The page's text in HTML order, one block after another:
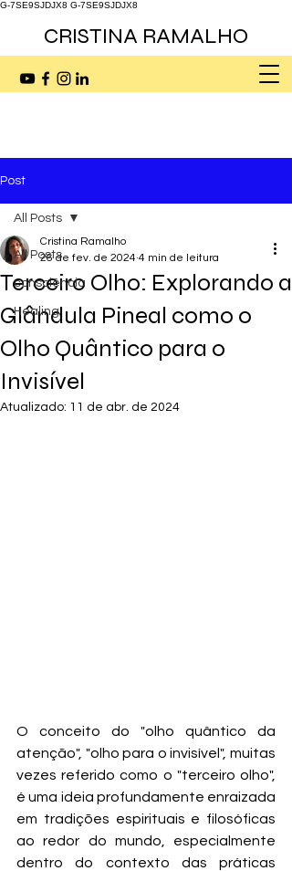
G-7SE9SJDJX8 G-7SE9SJDJX8
CRISTINA RAMALHO
Post
All Posts
consciência
Healing
All Posts
Terceiro Olho: Explorando a
Glândula Pineal como o
Olho Quântico para o
Invisível
Cristina Ramalho
26 de fev. de 2024 4 min de leitura
Atualizado: 11 de abr. de 2024
O conceito do "olho quântico da
atenção", "olho para o invisível", muitas
vezes referido como o "terceiro olho",
é uma ideia profundamente enraizada
em tradições espirituais e filosóficas
ao redor do mundo, especialmente
dentro do contexto das práticas